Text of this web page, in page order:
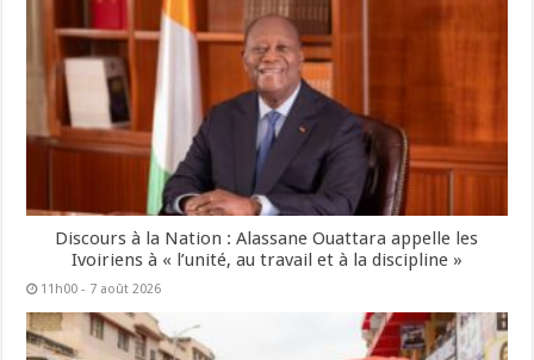
Discours à la Nation : Alassane Ouattara appelle les
Ivoiriens à « l’unité, au travail et à la discipline »
11h00 - 7 août 2026